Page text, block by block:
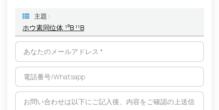
主題 :
ホウ素同位体 ¹⁰B ¹¹B